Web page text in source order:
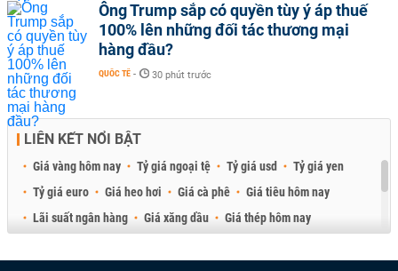
Ông Trump sắp có quyền tùy ý áp thuế
100% lên những đối tác thương mại
hàng đầu?
QUỐC TẾ - 30 phút trước
LIÊN KẾT NỔI BẬT
Giá vàng hôm nay Tỷ giá ngoại tệ Tỷ giá usd
Tỷ giá yen
Tỷ giá euro
Giá heo hơi Giá cà phê
Giá tiêu hôm nay
Lãi suất ngân hàng
Giá xăng dầu
Giá thép hôm nay